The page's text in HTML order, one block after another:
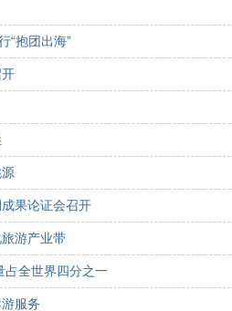
“抱团出海”
果论证会召开
游产业带
占全世界四分之一
服务